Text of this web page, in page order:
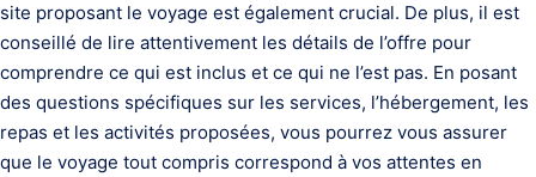
site proposant le voyage est également crucial. De plus, il est
conseillé de lire attentivement les détails de l’offre pour
comprendre ce qui est inclus et ce qui ne l’est pas. En posant
des questions spécifiques sur les services, l’hébergement, les
repas et les activités proposées, vous pourrez vous assurer
que le voyage tout compris correspond à vos attentes en